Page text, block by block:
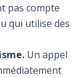
pas compte
qui utilise des
Un appel